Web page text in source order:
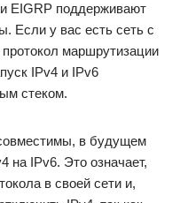
EIGRP поддерживают
Если у вас есть сеть с
маршрутизации
IPv4 и IPv6
стеком.
в будущем
на IPv6. Это означает,
в своей сети и,